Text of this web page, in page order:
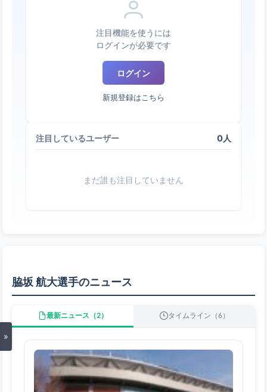
»
注目機能を使うには
ログインが必要です
ログイン
新規登録はこちら
注目しているユーザー 0人
まだ誰も注目していません
脇坂 航大選手のニュース
最新ニュース（2） タイムライン（6）